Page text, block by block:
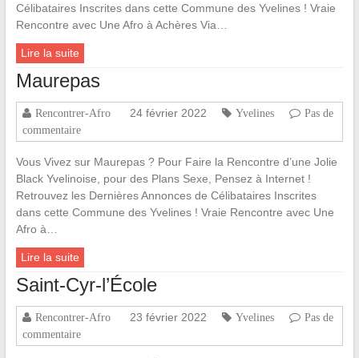
Célibataires Inscrites dans cette Commune des Yvelines ! Vraie
Rencontre avec Une Afro à Achères Via…
Lire la suite
Maurepas
Rencontrer-Afro 24 février 2022 Yvelines
Pas de
commentaire
Vous Vivez sur Maurepas ? Pour Faire la Rencontre d’une Jolie
Black Yvelinoise, pour des Plans Sexe, Pensez à Internet !
Retrouvez les Dernières Annonces de Célibataires Inscrites
dans cette Commune des Yvelines ! Vraie Rencontre avec Une
Afro à…
Lire la suite
Saint-Cyr-l’École
Rencontrer-Afro 23 février 2022 Yvelines
Pas de
commentaire